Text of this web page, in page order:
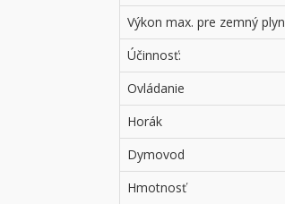
Výkon max. pre zemný plyn
Účinnosť:
Ovládanie
Horák
Dymovod
Hmotnosť